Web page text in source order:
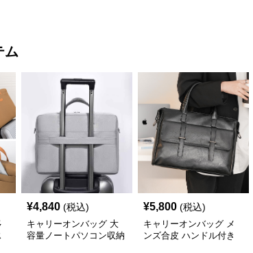
ム
¥4,840 (税込)
キャリーオンバッグ 大
容量ノートパソコン収納
¥5,800 (税込)
キャリーオンバッグ メ
ンズ合皮 ハンドル付き